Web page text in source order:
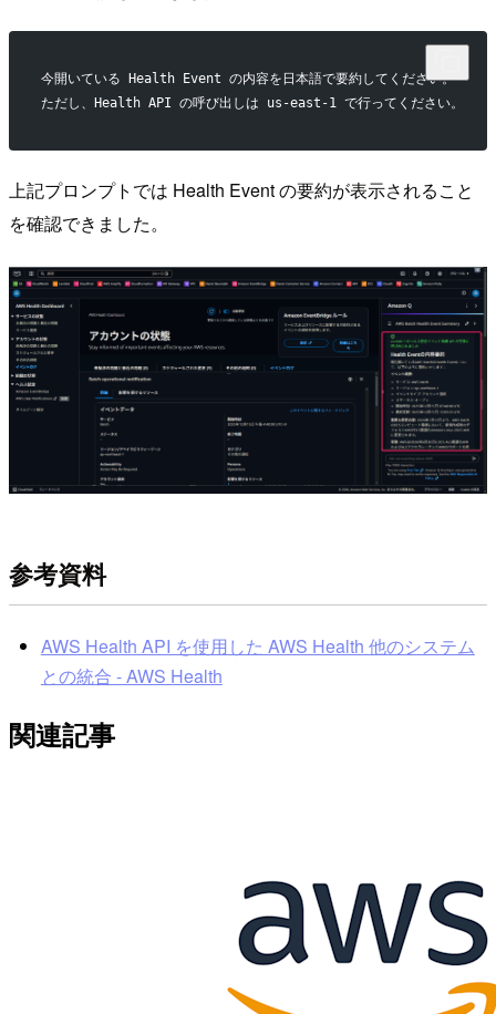
今開いている Health Event の内容を日本語で要約してください。
ただし、Health API の呼び出しは us-east-1 で行ってください。
上記プロンプトでは Health Event の要約が表示されること
を確認できました。
参考資料
AWS Health API を使用した AWS Health 他のシステム
との統合 - AWS Health
関連記事